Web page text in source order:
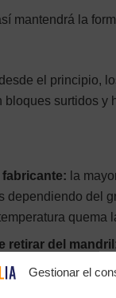
Gestionar el
mantendrá la
el principio,
bloques surtidos y
la
dependiendo del
quema
retirar del
del soporte.